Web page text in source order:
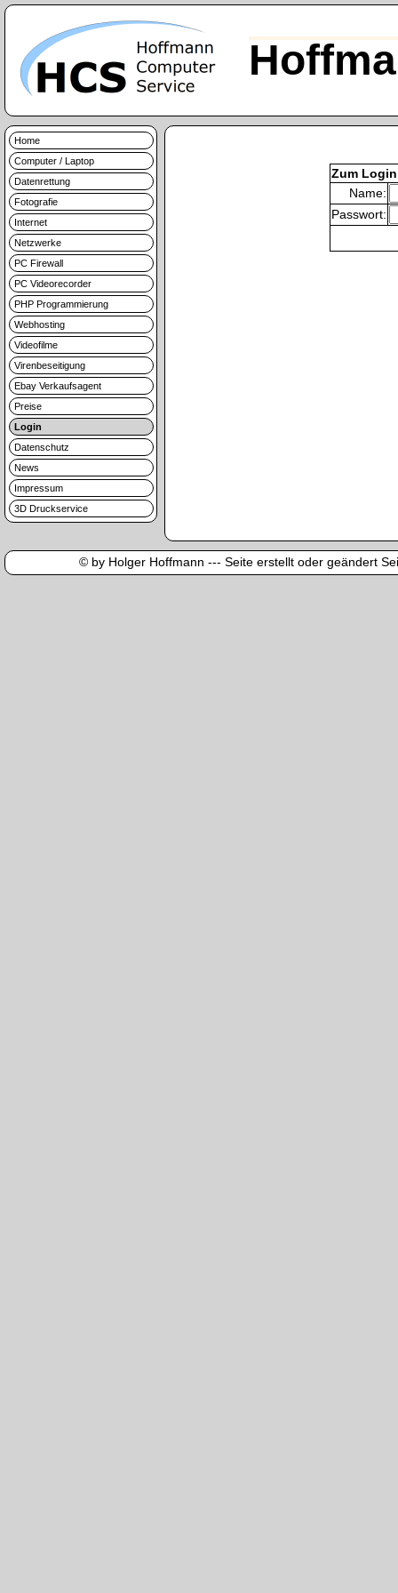
Home
Computer / Laptop
Datenrettung
Fotografie
Internet
Netzwerke
PC Firewall
PC Videorecorder
PHP Programmierung
Webhosting
Videofilme
Virenbeseitigung
Ebay Verkaufsagent
Preise
Login
Datenschutz
News
Impressum
3D Druckservice
Zum
Name:
Passwort:
© by Holger Hoffmann --- Seite erstellt oder geändert